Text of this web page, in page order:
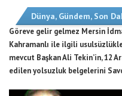
Dünya, Gündem, Son
Göreve gelir gelmez Mersin
Kahramanlı ile ilgili
mevcut Başkan Ali Tekin’in, 12
edilen yolsuzluk belgelerini